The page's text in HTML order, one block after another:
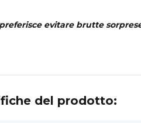
evitare brutte
del prodotto: